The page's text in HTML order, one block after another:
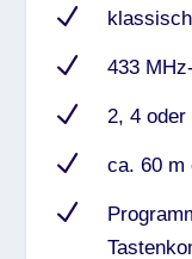
N
N 433
N 2, 4 oder
N ca. 60 m
N